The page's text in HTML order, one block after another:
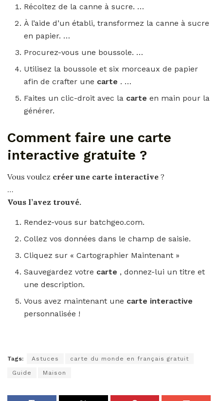
Récoltez de la canne à sucre. …
À l’aide d’un établi, transformez la canne à sucre
en papier. …
Procurez-vous une boussole. …
Utilisez la boussole et six morceaux de papier
afin de crafter une carte . …
Faites un clic-droit avec la carteen main pour la
générer.
Comment faire une carte
interactive gratuite ?
Vous voulez créer une carte interactive ?
…
Vous l’avez trouvé.
Rendez-vous sur batchgeo.com.
Collez vos données dans le champ de saisie.
Cliquez sur « Cartographier Maintenant »
Sauvegardez votre carte , donnez-lui un titre et
une description.
Vous avez maintenant une carte interactive
personnalisée !
Tags: Astuces carte du monde en français gratuit
Guide Maison